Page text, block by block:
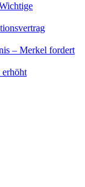
– Merkel fordert